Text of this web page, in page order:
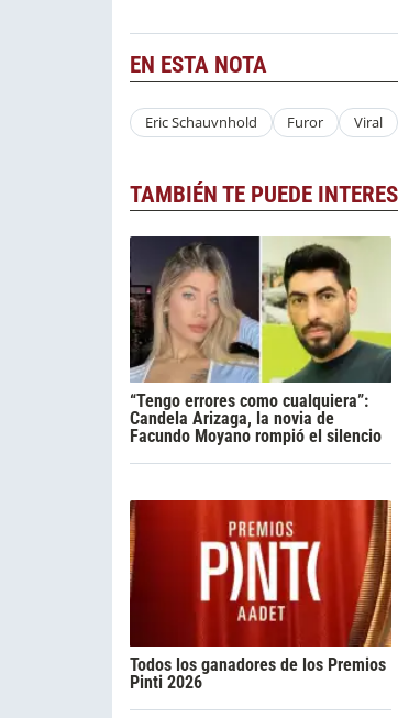
EN ESTA NOTA
Eric Schauvnhold Furor Viral
TAMBIÉN TE PUEDE
“Tengo errores como cualquiera”:
Candela Arizaga, la novia de
Facundo Moyano rompió el silencio
Todos los ganadores de los Premios
Pinti 2026